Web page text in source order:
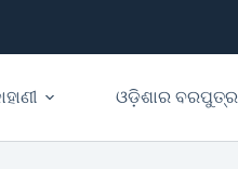
ଓଡ଼ିଶାର ବରପୁତ୍ର